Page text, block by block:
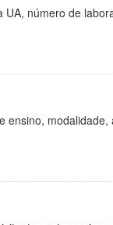
número de
ensino,